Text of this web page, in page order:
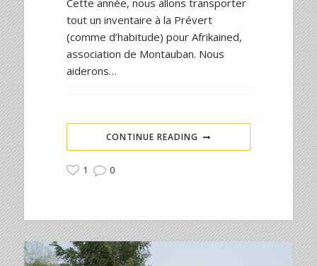
tout un inventaire à la Prévert
(comme d’habitude) pour Afrikained,
association de Montauban. Nous
aiderons…
CONTINUE READING
1 0